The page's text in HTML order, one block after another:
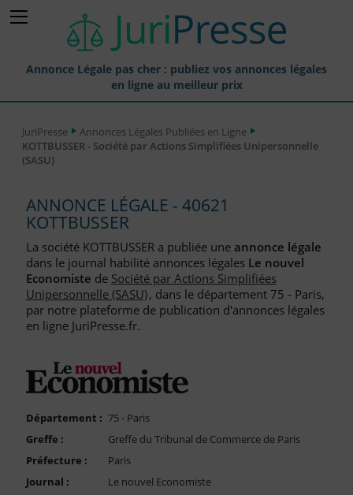
Annonce Légale pas cher : publiez vos annonces légales
en ligne au meilleur prix
Annonces Légales Publiées
Journaux Habilités (JAL) Annonces Légales
Liste des Greffes
Liste des CCI
Le Blog pour les Entreprises
Nous Contacter
Compte PRO
JuriPresse
Annonces Légales Publiées en Ligne
KOTTBUSSER - Société par Actions Simplifiées Unipersonnelle
(SASU)
ANNONCE LÉGALE - 40621
KOTTBUSSER
La société KOTTBUSSER a publiée une annonce légale
dans le journal habilité annonces légales Le nouvel
Economiste de Société par Actions Simplifiées
Unipersonnelle (SASU), dans le département 75 - Paris,
par notre plateforme de publication d'annonces légales
en ligne JuriPresse.fr.
Département : 75 - Paris
Greffe :
Greffe du Tribunal de Commerce de Paris
Préfecture :
Paris
Journal :
Le nouvel Economiste